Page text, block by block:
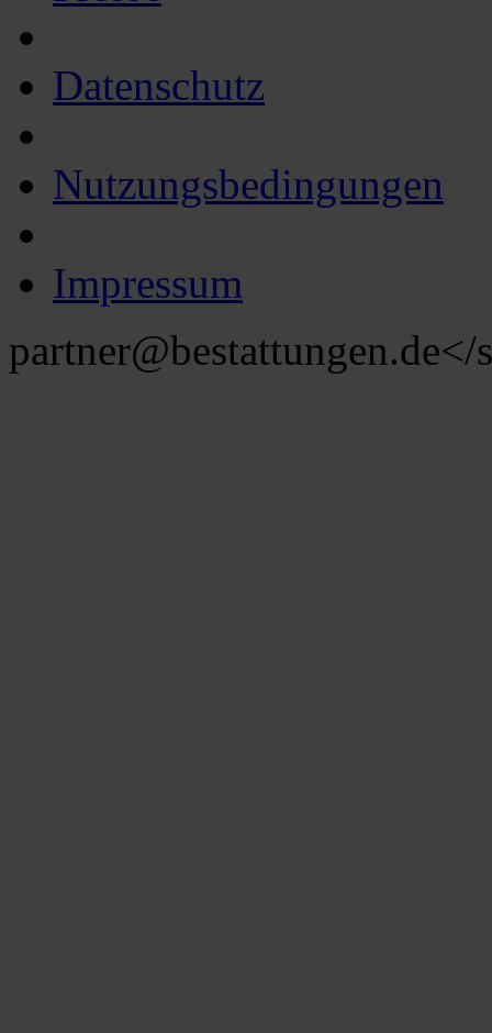
Datenschutz
Nutzungsbedingungen
Impressum
partner@bestattungen.de</